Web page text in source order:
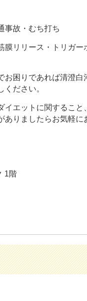
事故・むち打ち
膜リリース・トリガー
お困りであれば清澄
ださい。
イエットに関するこ
ありましたらお気軽に
1階